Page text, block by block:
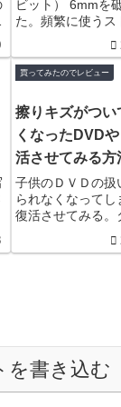
ビット） 6mmを
た。頻繁に使うス
ットの切れが良
ろん安物という
うが、新品の時は
買ってみたのでレビュー
擦りキズがつい
くなったDVD
活させてみる方
子供のＤＶＤの扱
られなくなってし
復活させてみる。
であって、復活
を書き込む